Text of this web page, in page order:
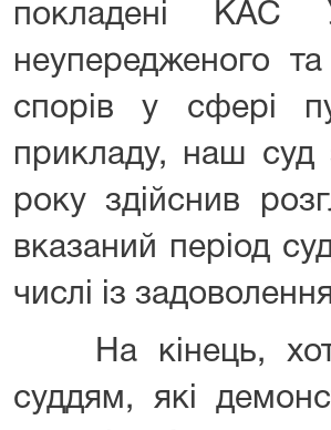
покладені КАС
неупередженого
спорів у сфері
прикладу, наш суд
року здійснив
вказаний період
числі із
На кінець,
суддям, які